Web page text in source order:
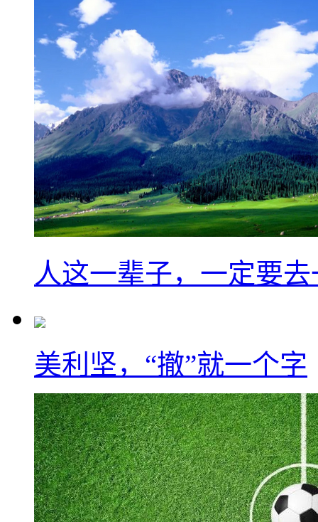
人这一辈子，一定要
美利坚，“撤”就一个字